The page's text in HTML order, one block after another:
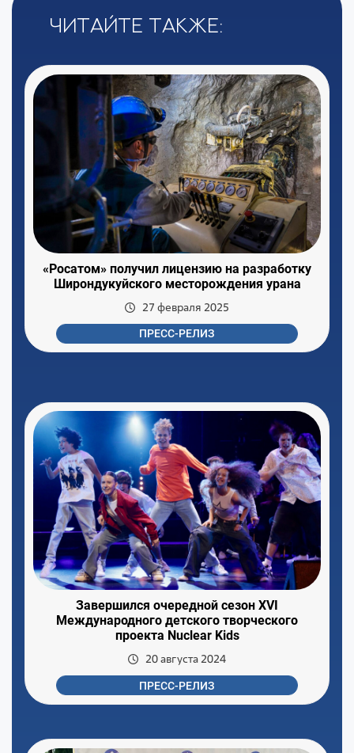
Читайте также:
«Росатом» получил лицензию на разработку
Широндукуйского месторождения урана
27 февраля 2025
ПРЕСС-РЕЛИЗ
Завершился очередной сезон XVI
Международного детского творческого
проекта Nuclear Kids
20 августа 2024
ПРЕСС-РЕЛИЗ